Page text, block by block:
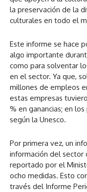
la preservación de la
culturales en todo el
Este informe se hace
algo importante
como para solventar
en el sector. Ya que,
millones de empleos
estas empresas
% en ganancias; en
según la Unesco.
Por primera vez, un
información del sector
reportado por el
ocho medidas. Esto
través del Informe